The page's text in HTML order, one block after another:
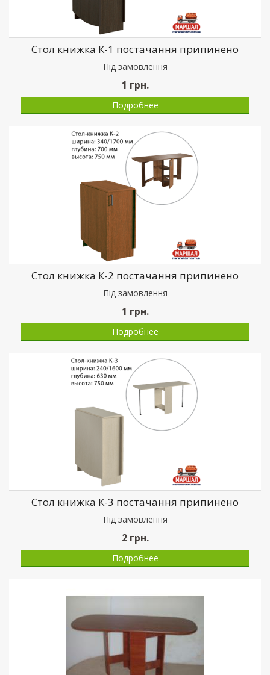
Стол книжка К-1 постачання припинено
Пiд замовлення
1 грн.
Подробнее
Стол книжка К-2 постачання припинено
Пiд замовлення
1 грн.
Подробнее
Стол книжка К-3 постачання припинено
Пiд замовлення
2грн.
Подробнее